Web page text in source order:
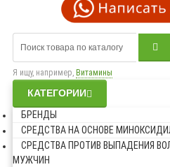
Я ищу, например, Витамины
КАТЕГОРИИ
БРЕНДЫ
СРЕДСТВА НА ОСНОВЕ
СРЕДСТВА ПРОТИВ ВЫПАДЕНИЯ
МУЖЧИН